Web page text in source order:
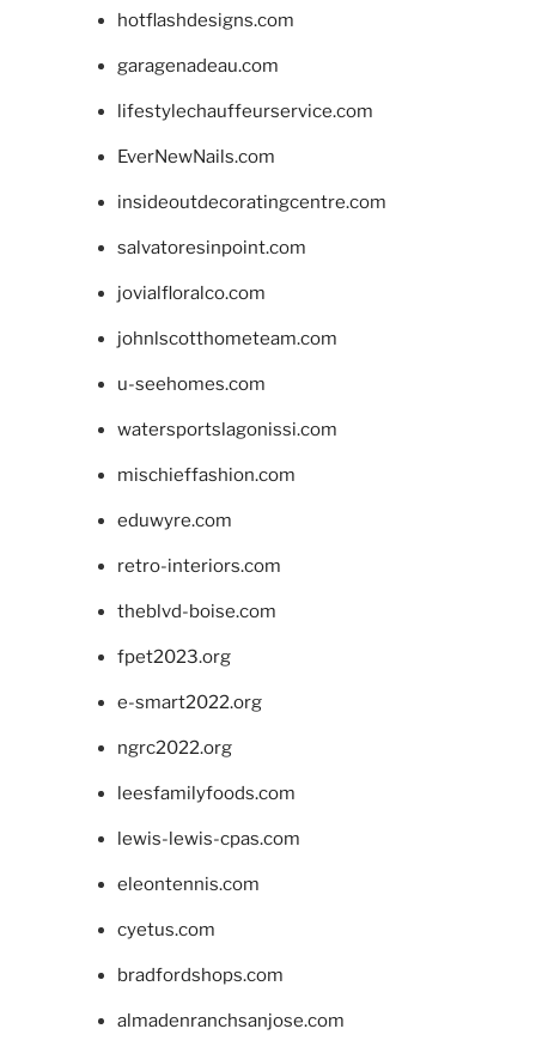
hotflashdesigns.com
garagenadeau.com
lifestylechauffeurservice.com
EverNewNails.com
insideoutdecoratingcentre.com
salvatoresinpoint.com
jovialfloralco.com
johnlscotthometeam.com
u-seehomes.com
watersportslagonissi.com
mischieffashion.com
eduwyre.com
retro-interiors.com
theblvd-boise.com
fpet2023.org
e-smart2022.org
ngrc2022.org
leesfamilyfoods.com
lewis-lewis-cpas.com
eleontennis.com
cyetus.com
bradfordshops.com
almadenranchsanjose.com